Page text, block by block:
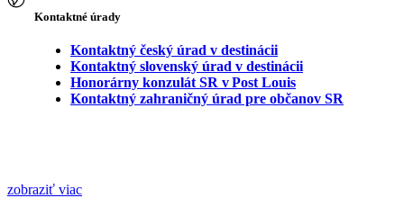
Kontaktné úrady
Kontaktný český úrad v destinácii
Kontaktný slovenský úrad v destinácii
Honorárny konzulát SR v Post Louis
Kontaktný zahraničný úrad pre občanov SR
zobraziť viac